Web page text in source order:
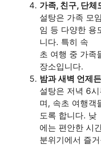
가족, 친구, 단체
설탕은 가족 모
임 등 다양한 용
니다. 특히 속
초 여행 중 가족
장소입니다.
밤과 새벽 언제
설탕은 저녁 6
며, 속초 여행객
도록 합니다. 낮
에는 편안한 시
분위기에서 즐